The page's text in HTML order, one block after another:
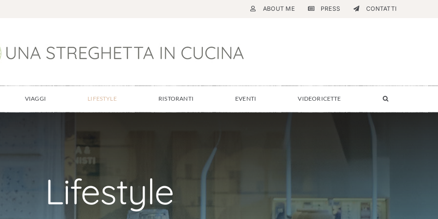
ABOUT ME PRESS CONTATTI
VIAGGI LIFESTYLE RISTORANTI EVENTI VIDEORICETTE
Lifestyle